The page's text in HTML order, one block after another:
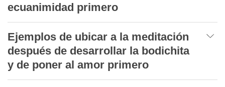
ecuanimidad primero
Ejemplos de ubicar a la meditación
después de desarrollar la bodichita
y de poner al amor primero